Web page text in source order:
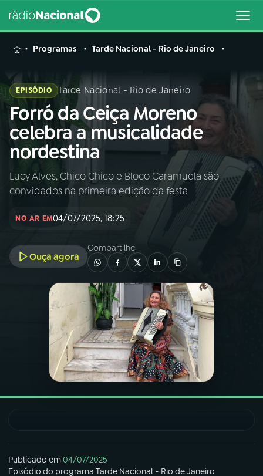
MENU
Buscar
na
Rádio
Nacional
Buscar
AO VIVO
INÍCIO
A RÁDIO
PROGRAMAÇÃO
PROGRAMAS
PODCASTS
Programas Tarde Nacional - Rio de Janeiro
EPISÓDIO Tarde Nacional - Rio de Janeiro
Forró da Ceiça Moreno
celebra a musicalidade
nordestina
Lucy Alves, Chico Chico e Bloco Caramuela são
convidados na primeira edição da festa
NO AR EM04/07/2025, 18:25
Ouça agora
Compartilhe
Publicado em04/07/2025
Episódio do programa Tarde Nacional - Rio de Janeiro